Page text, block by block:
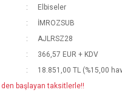
Elbiseler
İMROZSUB
AJLRSZ28
366,57 EUR + KDV
18.851,00 TL (%15,00
başlayan taksitlerle!!